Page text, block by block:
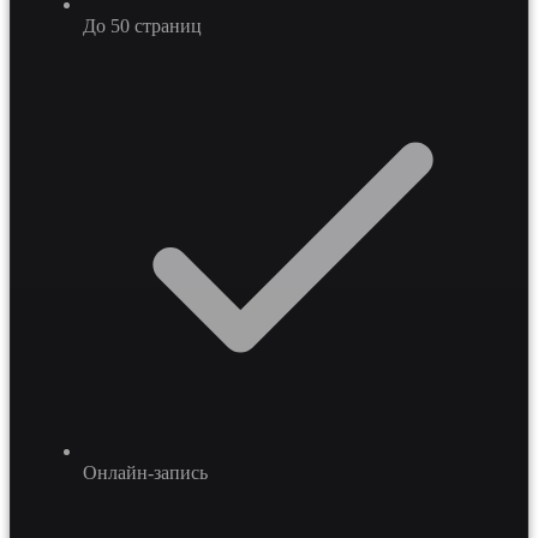
До 50 страниц
Онлайн-запись